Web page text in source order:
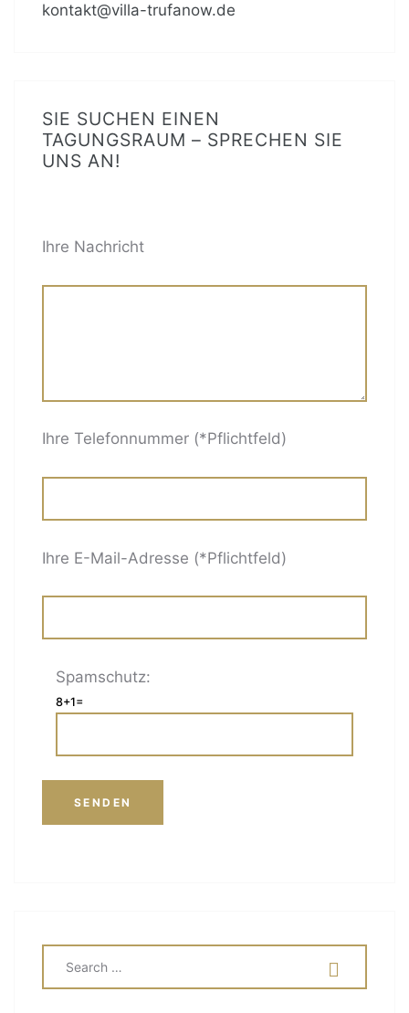
kontakt@villa-trufanow.de
SIE SUCHEN EINEN
TAGUNGSRAUM – SPRECHEN SIE
UNS AN!
Ihre Nachricht
Ihre Telefonnummer (*Pflichtfeld)
Ihre E-Mail-Adresse (*Pflichtfeld)
Spamschutz:
8+1=
FOR: